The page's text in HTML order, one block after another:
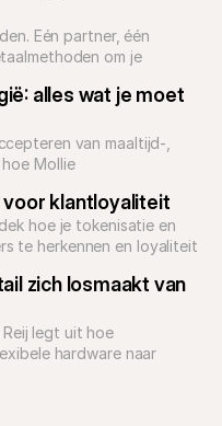
Eén partner, één
om je
alles wat je moet
van maaltijd-,
Mollie
voor klantloyaliteit
hoe je tokenisatie en
te herkennen en loyaliteit
zich losmaakt van
legt uit hoe
hardware naar